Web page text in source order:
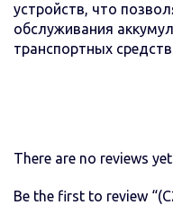
устройств, что
обслуживания
транспортных
There are no reviews
Be the first to review